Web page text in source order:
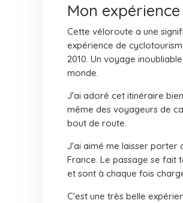
Mon
Cette véloroute a une
expérience de
2010. Un voyage
monde.
J'ai adoré cet itinéraire
même des voyageurs de
bout de route.
J'ai aimé me laisser porter
France. Le passage se fait
et sont à chaque fois
C'est une très belle